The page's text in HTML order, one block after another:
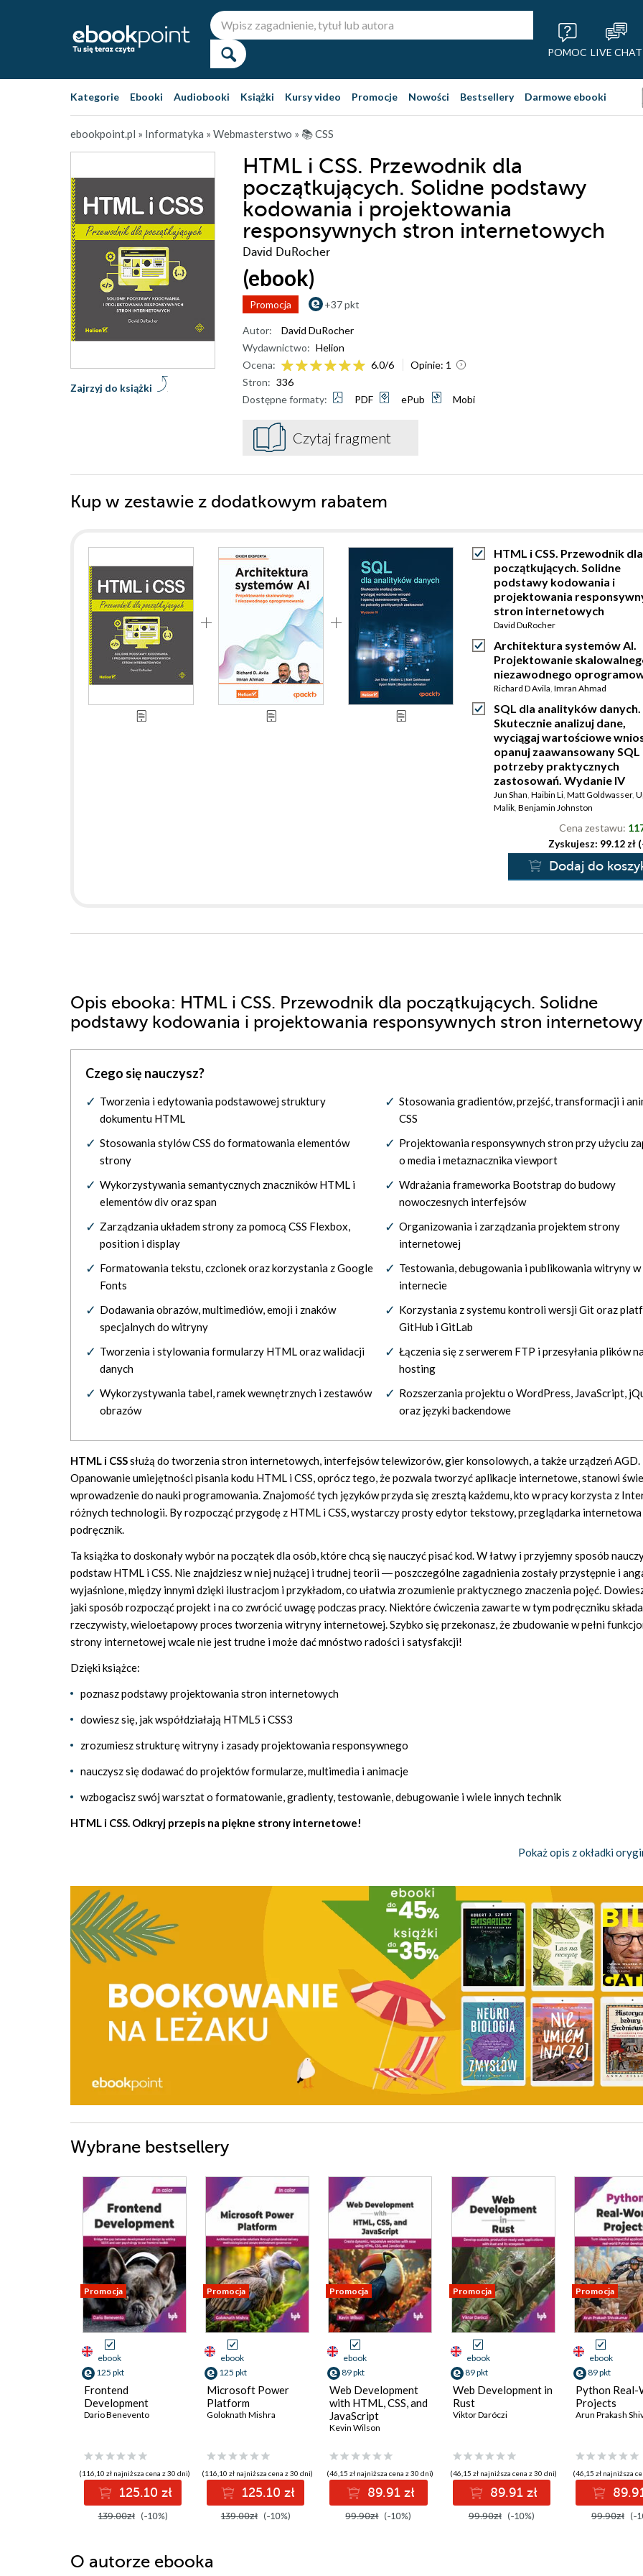
POMOC LIVE CHAT
Kategorie Ebooki Audiobooki Książki Kursy video Promocje Nowości Bestsellery Darmowe ebooki
ebookpoint.pl » Informatyka » Webmasterstwo » 📚 CSS
HTML i CSS. Przewodnik dla
początkujących. Solidne podstawy
kodowania i projektowania
responsywnych stron internetowych
David DuRocher
(ebook)
Promocja +37 pkt
Zajrzyj do książki
Autor:
David DuRocher
Wydawnictwo: Helion
Ocena:
6.0/6 Opinie: 1
Stron: 336
Dostępne formaty:
PDF ePub Mobi
Czytaj fragment
Kup w zestawie z dodatkowym rabatem
HTML i CSS. Przewodnik dla
początkujących. Solidne
podstawy kodowania i
projektowania
stron internetowych
David DuRocher
Architektura systemów AI.
Projektowanie
niezawodnego
Richard D Avila, Imran Ahmad
SQL dla analityków danych.
Skutecznie analizuj dane,
wyciągaj wartościowe
opanuj zaawansowany SQL
potrzeby praktycznych
zastosowań. Wydanie IV
Jun Shan, Haibin Li, Matt Goldwasser,
Malik, Benjamin Johnston
Cena zestawu:
Zyskujesz: 99.12 zł
Dodaj do
Opis ebooka: HTML i CSS. Przewodnik dla początkujących. Solidne
podstawy kodowania i projektowania responsywnych stron
Czego się nauczysz?
Tworzenia i edytowania podstawowej struktury
dokumentu HTML
Stosowania stylów CSS do formatowania elementów
strony
Wykorzystywania semantycznych znaczników HTML i
elementów div oraz span
Zarządzania układem strony za pomocą CSS Flexbox,
position i display
Formatowania tekstu, czcionek oraz korzystania z Google
Fonts
Dodawania obrazów, multimediów, emoji i znaków
specjalnych do witryny
Tworzenia i stylowania formularzy HTML oraz walidacji
danych
Wykorzystywania tabel, ramek wewnętrznych i zestawów
obrazów
Stosowania gradientów, przejść, transformacji i
CSS
Projektowania responsywnych stron przy użyciu
o media i metaznacznika viewport
Wdrażania frameworka Bootstrap do budowy
nowoczesnych interfejsów
Organizowania i zarządzania projektem strony
internetowej
Testowania, debugowania i publikowania witryny w
internecie
Korzystania z systemu kontroli wersji Git oraz
GitHub i GitLab
Łączenia się z serwerem FTP i przesyłania plików
hosting
Rozszerzania projektu o WordPress, JavaScript,
oraz języki backendowe
HTML i CSSsłużą do tworzenia stron internetowych, interfejsów telewizorów, gier konsolowych, a także urządzeń AGD.
Opanowanie umiejętności pisania kodu HTML i CSS, oprócz tego, że pozwala tworzyć aplikacje internetowe, stanowi
wprowadzenie do nauki programowania. Znajomość tych języków przyda się zresztą każdemu, kto w pracy korzysta z
różnych technologii. By rozpocząć przygodę z HTML i CSS, wystarczy prosty edytor tekstowy, przeglądarka
podręcznik.
Ta książka to doskonały wybór na początek dla osób, które chcą się nauczyć pisać kod. W łatwy i przyjemny sposób
podstaw HTML i CSS. Nie znajdziesz w niej nużącej i trudnej teorii ― poszczególne zagadnienia zostały przystępnie i
wyjaśnione, między innymi dzięki ilustracjom i przykładom, co ułatwia zrozumienie praktycznego znaczenia pojęć.
jaki sposób rozpocząć projekt i na co zwrócić uwagę podczas pracy. Niektóre ćwiczenia zawarte w tym podręczniku
rzeczywisty, wieloetapowy proces tworzenia witryny internetowej. Szybko się przekonasz, że zbudowanie w pełni
strony internetowej wcale nie jest trudne i może dać mnóstwo radości i satysfakcji!
Dzięki książce:
poznasz podstawy projektowania stron internetowych
dowiesz się, jak współdziałają HTML5 i CSS3
zrozumiesz strukturę witryny i zasady projektowania responsywnego
nauczysz się dodawać do projektów formularze, multimedia i animacje
wzbogacisz swój warsztat o formatowanie, gradienty, testowanie, debugowanie i wiele innych technik
HTML i CSS. Odkryj przepis na piękne strony internetowe!
Pokaż opis z okładki
Wybrane bestsellery
Promocja
ebook
125 pkt
Frontend
Development
Dario Benevento
(116,10 zł najniższa cena z 30 dni)
125.10 zł
139.00zł (-10%)
Promocja
ebook
125 pkt
Microsoft Power
Platform
Goloknath Mishra
(116,10 zł najniższa cena z 30 dni)
125.10 zł
139.00zł (-10%)
Promocja
ebook
89 pkt
Web Development
with HTML, CSS, and
JavaScript
Kevin Wilson
(46,15 zł najniższa cena z 30 dni)
89.91 zł
99.90zł (-10%)
Promocja
ebook
89 pkt
Web Development in
Rust
Viktor Daróczi
(46,15 zł najniższa cena z 30 dni)
89.91 zł
99.90zł (-10%)
Promocja
ebook
89 pkt
Python Real-
Projects
Arun Prakash
(46,15 zł najniższa
99.90zł (-
O autorze ebooka